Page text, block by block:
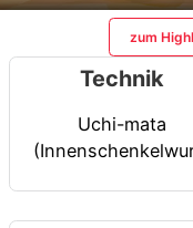
zum
Technik
Uchi-mata